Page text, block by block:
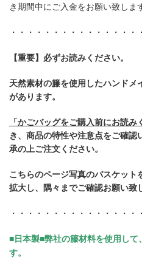
き期間中にご入金をお願い致しま
・・・・・・・・・・・・・・・
【重要】必ずお読みください。
天然素材の籐を使用したハンドメ
があります。
「かごバッグをご購入前にお読み
き、商品の特性や注意点をご確認
承の上ご注文ください。
こちらのページ写真のバスケット
拡大し、隅々までご確認お願い致
・・・・・・・・・・・・・・・
■日本製■弊社の籐材料を使用して
す。